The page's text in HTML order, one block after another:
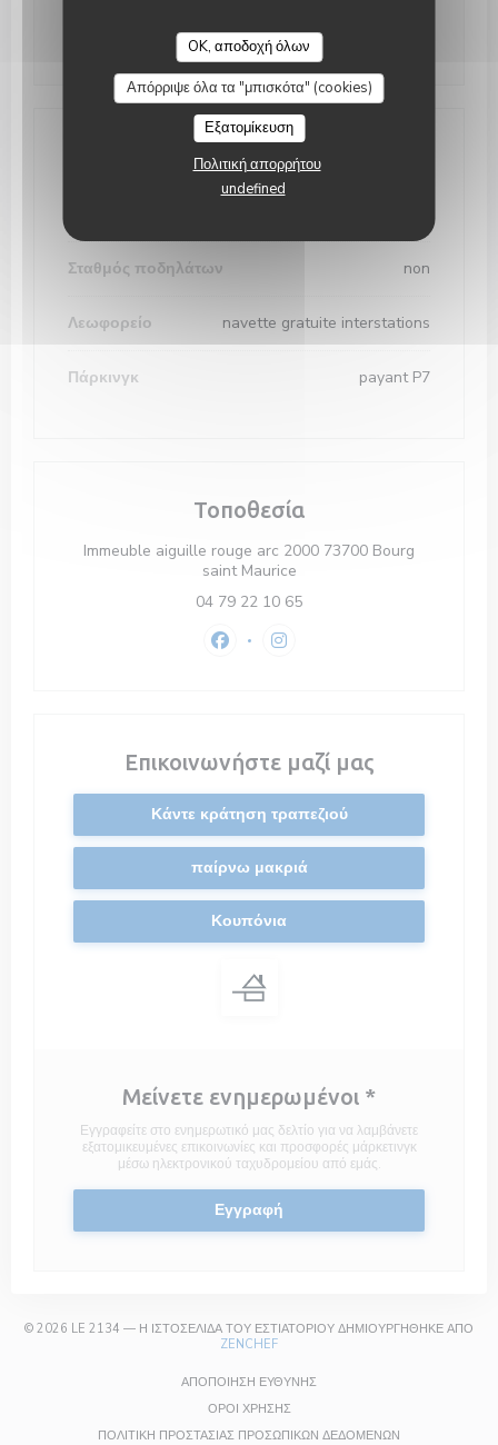
OK, αποδοχή όλων
Απόρριψε όλα τα "μπισκότα" (cookies)
Εξατομίκευση
Πολιτική απορρήτου
undefined
Πρόσβαση
Σταθμός ποδηλάτων non
Λεωφορείο navette gratuite interstations
Πάρκινγκ payant P7
Τοποθεσία
Immeuble aiguille rouge arc 2000 73700 Bourg
saint Maurice((ανοίγει σε νέο παράθυρο))
04 79 22 10 65
Facebook ((ανοίγει σε νέο
Instagram ((ανοίγει σε νέο
Επικοινωνήστε μαζί μας
Κάντε κράτηση τραπεζιού
παίρνω μακριά
Κουπόνια
Μείνετε ενημερωμένοι *
Εγγραφείτε στο ενημερωτικό μας δελτίο για να λαμβάνετε
εξατομικευμένες επικοινωνίες και προσφορές μάρκετινγκ
μέσω ηλεκτρονικού ταχυδρομείου από εμάς.
Εγγραφή
© 2026 LE 2134 — Η ΙΣΤΟΣΕΛΊΔΑ ΤΟΥ ΕΣΤΙΑΤΟΡΊΟΥ ΔΗΜΙΟΥΡΓΉΘΗΚΕ ΑΠΌ
ZENCHEF((ΑΝΟΊΓΕΙ ΣΕ ΝΈΟ ΠΑΡΆΘΥΡΟ))
ΑΠΟΠΟΊΗΣΗ ΕΥΘΎΝΗΣ((ΑΝΟΊΓΕΙ ΣΕ ΝΈΟ ΠΑΡΆΘΥΡΟ))
ΌΡΟΙ ΧΡΉΣΗΣ((ΑΝΟΊΓΕΙ ΣΕ ΝΈΟ ΠΑΡΆΘΥΡΟ))
ΠΟΛΙΤΙΚΉ ΠΡΟΣΤΑΣΊΑΣ ΠΡΟΣΩΠΙΚΏΝ ΔΕΔΟΜΈΝΩΝ